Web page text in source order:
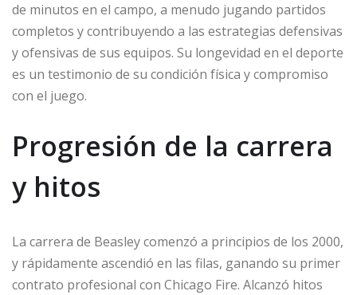
de minutos en el campo, a menudo jugando partidos
completos y contribuyendo a las estrategias defensivas
y ofensivas de sus equipos. Su longevidad en el deporte
es un testimonio de su condición física y compromiso
con el juego.
Progresión de la carrera
y hitos
La carrera de Beasley comenzó a principios de los 2000,
y rápidamente ascendió en las filas, ganando su primer
contrato profesional con Chicago Fire. Alcanzó hitos